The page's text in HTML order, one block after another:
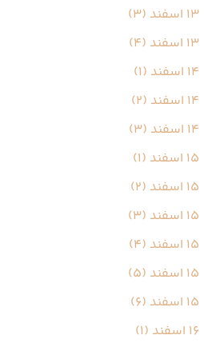
13 اسفند (3)
13 اسفند (4)
14 اسفند (1)
14 اسفند (2)
14 اسفند (3)
15 اسفند (1)
15 اسفند (2)
15 اسفند (3)
15 اسفند (4)
15 اسفند (5)
15 اسفند (6)
16 اسفند (1)